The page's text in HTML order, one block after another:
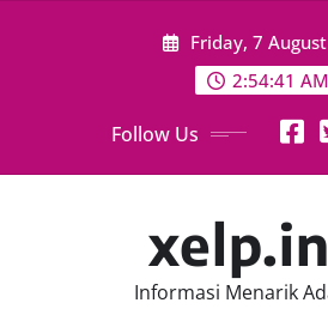
Friday, 7
2:54:42 AM
Follow Us
Informasi Menarik